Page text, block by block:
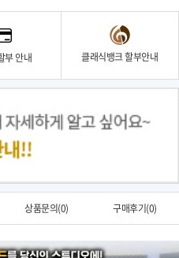
부 안내 클래식뱅크 할부안내
상품문의(0) 구매후기(0)